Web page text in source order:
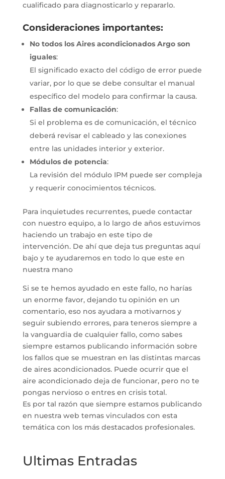
cualificado para diagnosticarlo y repararlo.
Consideraciones importantes:
No todos los Aires acondicionados Argo son
iguales:
El significado exacto del código de error puede
variar, por lo que se debe consultar el manual
específico del modelo para confirmar la causa.
Fallas de comunicación:
Si el problema es de comunicación, el técnico
deberá revisar el cableado y las conexiones
entre las unidades interior y exterior.
Módulos de potencia:
La revisión del módulo IPM puede ser compleja
y requerir conocimientos técnicos.
Para inquietudes recurrentes, puede contactar
con nuestro equipo, a lo largo de años estuvimos
haciendo un trabajo en este tipo de
intervención. De ahí que deja tus preguntas aquí
bajo y te ayudaremos en todo lo que este en
nuestra mano
Si se te hemos ayudado en este fallo, no harías
un enorme favor, dejando tu opinión en un
comentario, eso nos ayudara a motivarnos y
seguir subiendo errores, para teneros siempre a
la vanguardia de cualquier fallo, como sabes
siempre estamos publicando información sobre
los fallos que se muestran en las distintas marcas
de aires acondicionados. Puede ocurrir que el
aire acondicionado deja de funcionar, pero no te
pongas nervioso o entres en crisis total.
Es por tal razón que siempre estamos publicando
en nuestra web temas vinculados con esta
temática con los más destacados profesionales.
Ultimas Entradas